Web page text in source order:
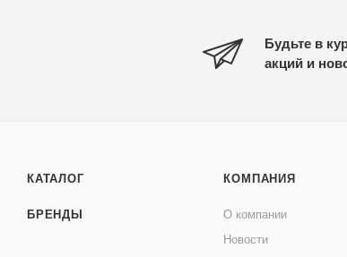
Будьте в
акций и
КАТАЛОГ
БРЕНДЫ
КОМПАНИЯ
О компании
Новости